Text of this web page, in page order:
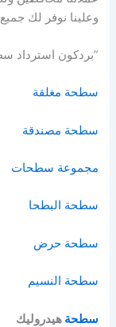
وعلينا نوفر لك
”بردكون استرداد سطحة براكة
سطحة مغلقة
سطحة مصندقة
مجموعة سطحات
سطحة البطحا
سطحة حرض
سطحة النسيم
سطحة هيدروليك